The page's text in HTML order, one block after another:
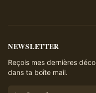
NEWSLETTER
Reçois mes dernières
dans ta boîte mail.